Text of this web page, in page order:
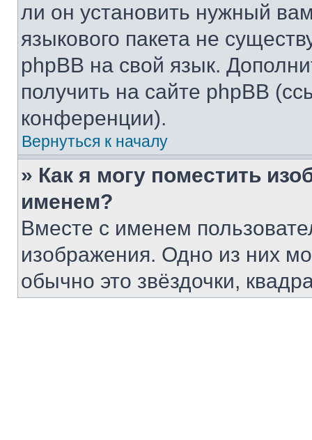
ли он установить нужный
языкового пакета не
phpBB на свой язык.
получить на сайте phpBB
конференции).
Вернуться к началу
» Как я могу поместить
именем?
Вместе с именем
изображения. Одно из них
обычно это звёздочки,